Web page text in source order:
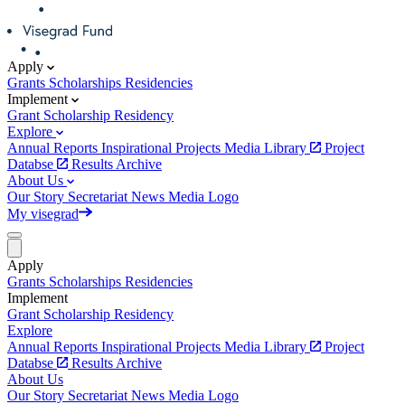
Apply
Grants Scholarships Residencies
Implement
Grant Scholarship Residency
Explore
Annual Reports Inspirational Projects Media Library
Project
Databse
Results Archive
About Us
Our Story Secretariat News Media Logo
My visegrad
Apply
Grants Scholarships Residencies
Implement
Grant Scholarship Residency
Explore
Annual Reports Inspirational Projects Media Library
Project
Databse
Results Archive
About Us
Our Story Secretariat News Media Logo